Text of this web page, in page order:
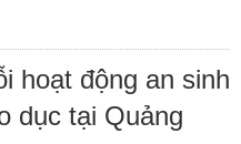
hoạt động an sinh
dục tại Quảng